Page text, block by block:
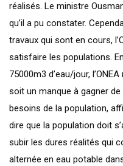
réalisés. Le ministre
qu’il a pu constater.
travaux qui sont en cours,
satisfaire les populations.
75000m3 d’eau/jour,
soit un manque à gagner
besoins de la population,
dire que la population doit
subir les dures réalités qui
alternée en eau potable